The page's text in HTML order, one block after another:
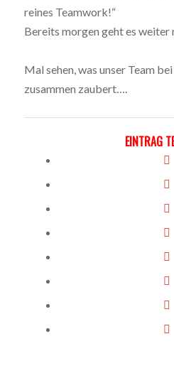
reines Teamwork!“
Bereits morgen geht es weiter
Mal sehen, was unser Team
zusammen zaubert….
EINTRAG